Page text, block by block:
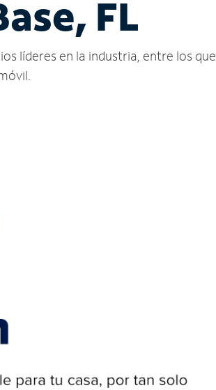
FL
líderes en la industria, entre los